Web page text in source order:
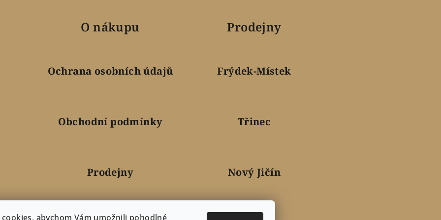
cookies, abychom Vám umožnili pohodlné
O nákupu
Ochrana osobních údajů
Obchodní podmínky
Prodejny
Prodejny
Frýdek-Místek
Třinec
Nový Jičín